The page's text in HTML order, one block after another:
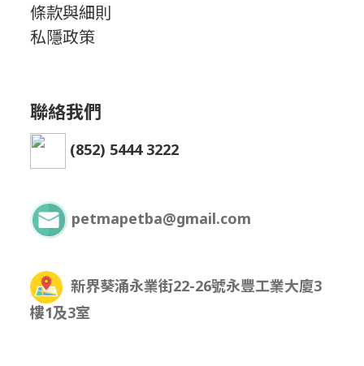
條款與細則
私隱政策
聯絡我們
(852) 5444 3222
petmapetba@gmail.com
新界葵涌永業街22-26號永豐工業大廈3
樓1及3室